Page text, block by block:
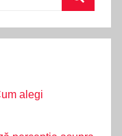
alegi